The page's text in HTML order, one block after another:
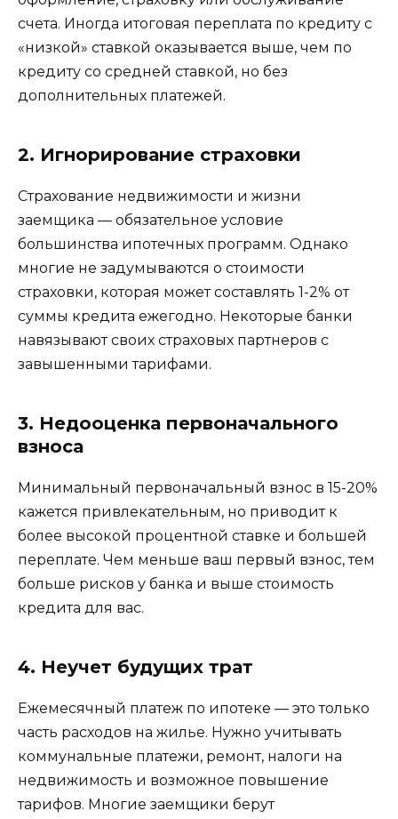
счета. Иногда итоговая переплата по кредиту с
«низкой» ставкой оказывается выше, чем по
кредиту со средней ставкой, но без
дополнительных платежей.
2. Игнорирование страховки
Страхование недвижимости и жизни
заемщика — обязательное условие
большинства ипотечных программ. Однако
многие не задумываются о стоимости
страховки, которая может составлять 1-2% от
суммы кредита ежегодно. Некоторые банки
навязывают своих страховых партнеров с
завышенными тарифами.
3. Недооценка первоначального
взноса
Минимальный первоначальный взнос в 15-20%
кажется привлекательным, но приводит к
более высокой процентной ставке и большей
переплате. Чем меньше ваш первый взнос, тем
больше рисков у банка и выше стоимость
кредита для вас.
4. Неучет будущих трат
Ежемесячный платеж по ипотеке — это только
часть расходов на жилье. Нужно учитывать
коммунальные платежи, ремонт, налоги на
недвижимость и возможное повышение
тарифов. Многие заемщики берут